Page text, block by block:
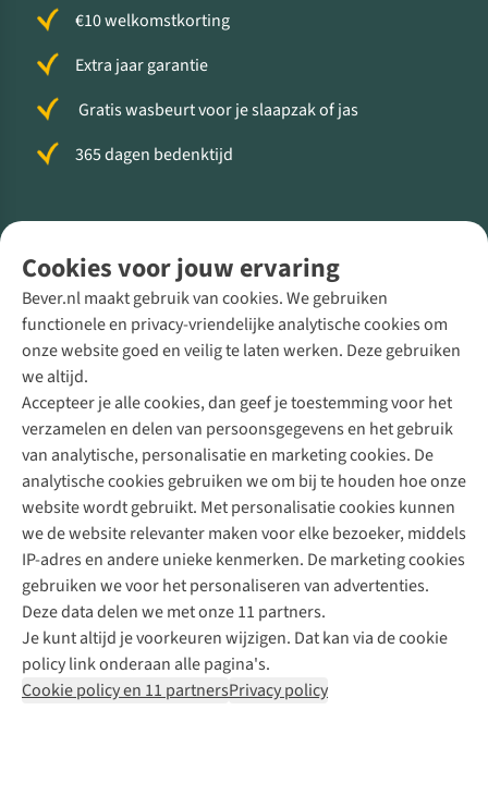
Cookies voor jouw ervaring
Bever.nl maakt gebruik van cookies. We gebruiken
functionele en privacy-vriendelijke analytische cookies om
onze website goed en veilig te laten werken. Deze gebruiken
we altijd.
Accepteer je alle cookies, dan geef je toestemming voor het
verzamelen en delen van persoonsgegevens en het gebruik
van analytische, personalisatie en marketing cookies. De
analytische cookies gebruiken we om bij te houden hoe onze
website wordt gebruikt. Met personalisatie cookies kunnen
we de website relevanter maken voor elke bezoeker, middels
IP-adres en andere unieke kenmerken. De marketing cookies
gebruiken we voor het personaliseren van advertenties.
Deze data delen we met onze 11 partners.
Je kunt altijd je voorkeuren wijzigen. Dat kan via de cookie
policy link onderaan alle pagina's.
Cookie policy en 11 partnersPrivacy policy
€10 welkomstkorting
Extra jaar garantie
Gratis wasbeurt voor je slaapzak of jas
365 dagen bedenktijd
Direct advies van een Buitenexpert
+31 (0)85 888 50 88
+31 6 12 28 49 80
Contactformulier